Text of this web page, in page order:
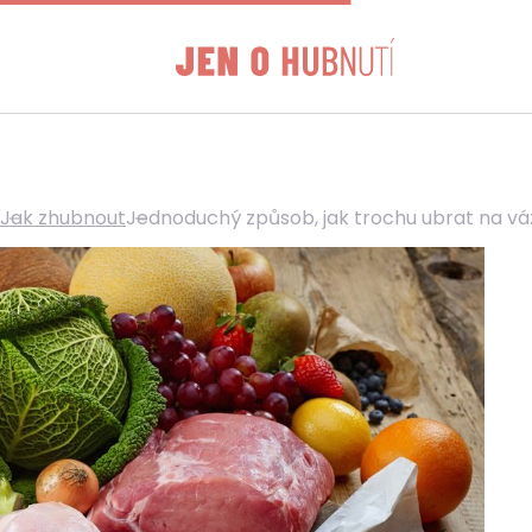
Jak zhubnoutJednoduchý způsob, jak trochu ubrat na